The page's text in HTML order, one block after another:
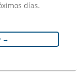
días.
→